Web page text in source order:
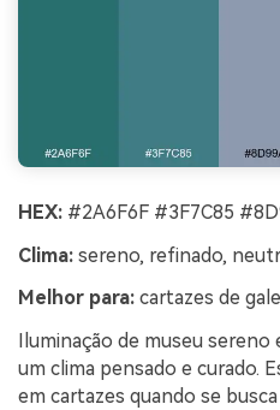
HEX: #2A6F6F #3F7C85
Clima: sereno, refinado,
Melhor para: cartazes de
Iluminação de museu
um clima pensado e curado.
em cartazes quando se